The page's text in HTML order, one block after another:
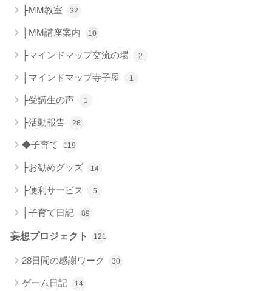
├MM教室 32
├MM講座案内 10
├マインドマップ交流の場 2
├マインドマップ寺子屋 1
├受講生の声 1
├活動報告 28
◆子育て 119
├お勧めグッズ 14
├便利サービス 5
├子育て日記 89
妄想プロジェクト 121
28日間の感謝ワーク 30
ゲーム日記 14